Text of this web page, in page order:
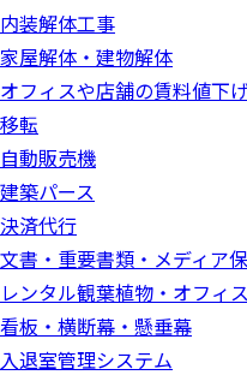
内装解体工事
家屋解体・建物解体
オフィスや店舗の賃料値下
移転
自動販売機
建築パース
決済代行
文書・重要書類・メディア
レンタル観葉植物・オフィ
看板・横断幕・懸垂幕
入退室管理システム